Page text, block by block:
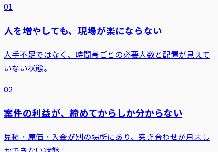
01
人を増やしても、現場が楽にならない
人手不足ではなく、時間帯ごとの必要人数と配置が見えて
いない状態。
02
案件の利益が、締めてからしか分からない
見積・原価・入金が別の場所にあり、突き合わせが月末し